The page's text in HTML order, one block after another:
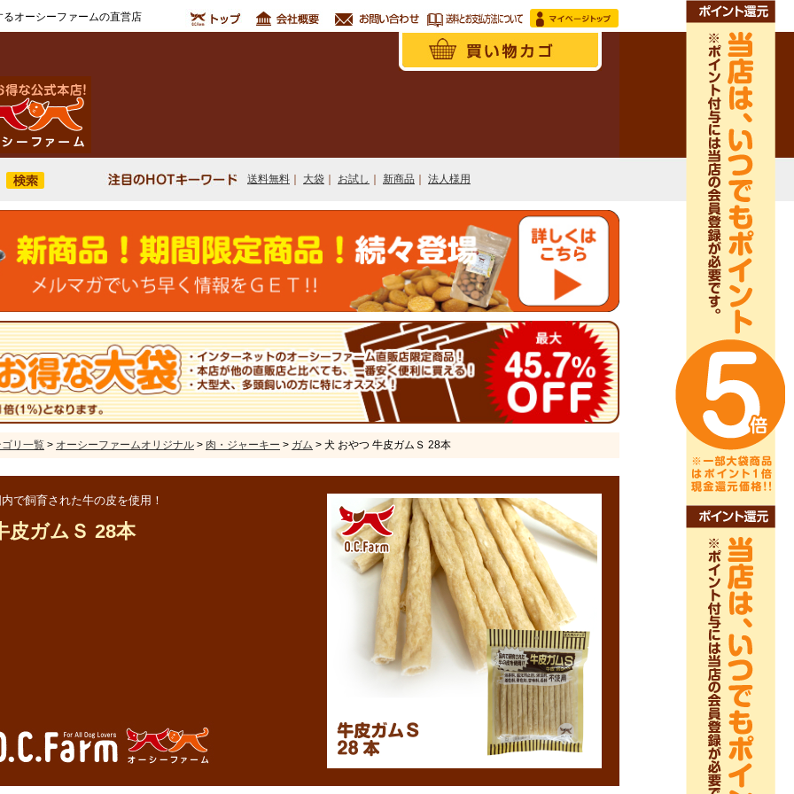
オーシーファームの直営店
送料無料 大袋 お試し 新商品 法人様用
リ一覧 > オーシーファームオリジナル > 肉・ジャーキー > ガム > 犬 おやつ 牛皮ガムＳ 28本
で飼育された牛の皮を使用！
皮ガムＳ 28本